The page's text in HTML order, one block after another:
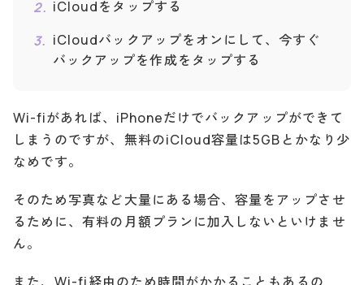
iCloudをタップする
iCloudバックアップをオンにして、今すぐ
バックアップを作成をタップする
Wi-fiがあれば、iPhoneだけでバックアップができて
しまうのですが、無料のiCloud容量は5GBとかなり少
なめです。
そのため写真など大量にある場合、容量をアップさせ
るために、有料の月額プランに加入しないといけませ
ん。